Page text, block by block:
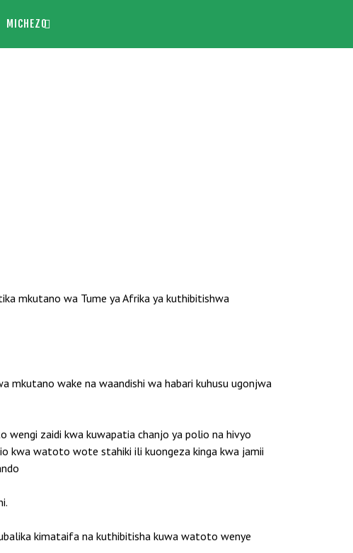
MICHEZO
mkutano wa Tume ya Afrika ya kuthibitishwa
mkutano wake na waandishi wa habari kuhusu ugonjwa
wengi zaidi kwa kuwapatia chanjo ya polio na hivyo
kwa watoto wote stahiki ili kuongeza kinga kwa jamii
kimataifa na kuthibitisha kuwa watoto wenye